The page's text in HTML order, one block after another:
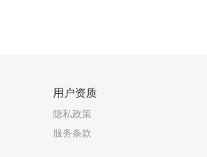
用户资质
隐私政策
服务条款